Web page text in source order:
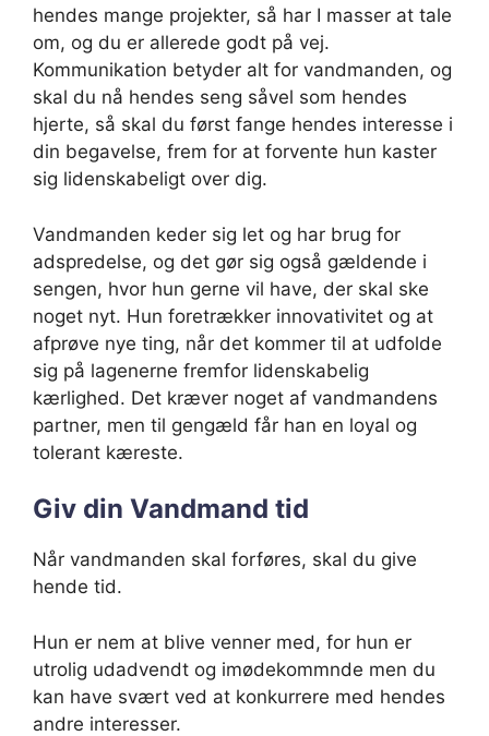
hendes mange projekter, så har I masser at tale
om, og du er allerede godt på vej.
Kommunikation betyder alt for vandmanden, og
skal du nå hendes seng såvel som hendes
hjerte, så skal du først fange hendes interesse i
din begavelse, frem for at forvente hun kaster
sig lidenskabeligt over dig.
Vandmanden keder sig let og har brug for
adspredelse, og det gør sig også gældende i
sengen, hvor hun gerne vil have, der skal ske
noget nyt. Hun foretrækker innovativitet og at
afprøve nye ting, når det kommer til at udfolde
sig på lagenerne fremfor lidenskabelig
kærlighed. Det kræver noget af vandmandens
partner, men til gengæld får han en loyal og
tolerant kæreste.
Giv din Vandmand tid
Når vandmanden skal forføres, skal du give
hende tid.
Hun er nem at blive venner med, for hun er
utrolig udadvendt og imødekommnde men du
kan have svært ved at konkurrere med hendes
andre interesser.